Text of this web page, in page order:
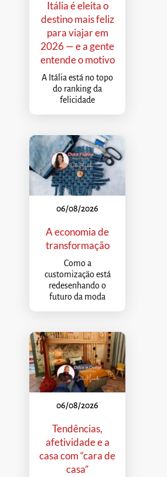
Itália é eleita o
destino mais feliz
para viajar em
2026 — e a gente
entende o motivo
A Itália está no topo
do ranking da
felicidade
06/08/2026
A economia de
transformação
Como a
customização está
redesenhando o
futuro da moda
06/08/2026
Tendências,
afetividade e a
casa com “cara de
casa”